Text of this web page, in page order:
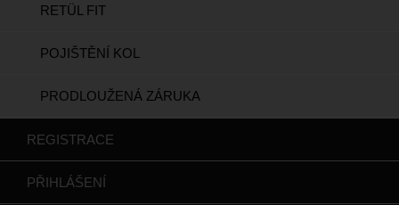
RETÜL FIT
POJIŠTĚNÍ KOL
PRODLOUŽENÁ ZÁRUKA
REGISTRACE
PŘIHLÁŠENÍ